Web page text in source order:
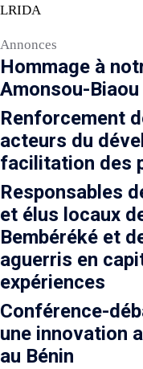
LRIDA
Annonces
Hommage à
Amonsou-Biaou
Renforcement
acteurs du
facilitation des
Responsables
et élus locaux
Bembéréké et
aguerris en
expériences
Conférence-
une innovation
au Bénin